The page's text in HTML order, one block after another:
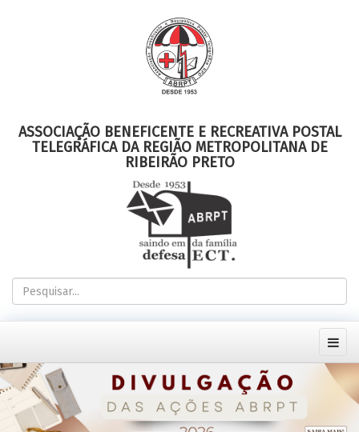
ASSOCIAÇÃO BENEFICENTE E RECREATIVA POSTAL
TELEGRÁFICA DA REGIÃO METROPOLITANA DE
RIBEIRÃO PRETO